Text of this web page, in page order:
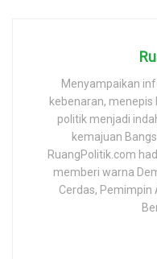
Menyampaikan
kebenaran,
politik menjadi
kemajuan
RuangPolitik.com
memberi warna
Cerdas, Pemimpin